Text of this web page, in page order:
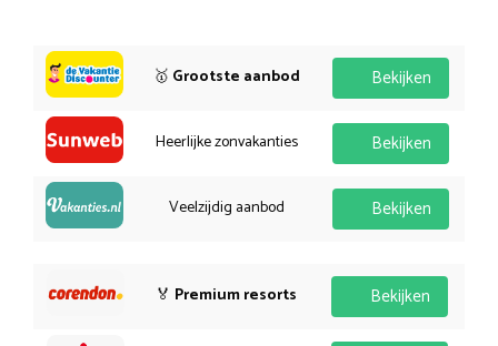
🥇 Grootste aanbod Bekijken
Heerlijke zonvakanties Bekijken
Veelzijdig aanbod Bekijken
🏅 Premium resorts Bekijken